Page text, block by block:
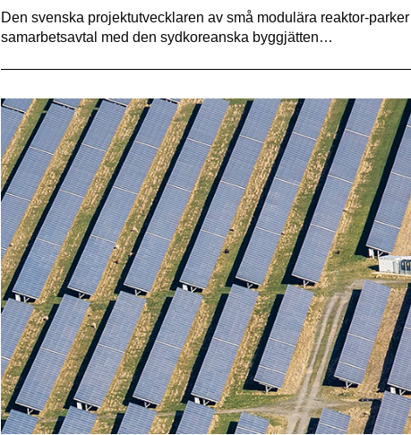
Den svenska projektutvecklaren av små modulära reaktor-
samarbetsavtal med den sydkoreanska byggjätten…